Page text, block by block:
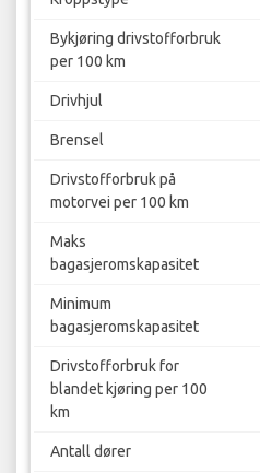
Bykjøring drivstofforbruk
per 100 km
Drivhjul
Brensel
Drivstofforbruk på
motorvei per 100 km
Maks
bagasjeromskapasitet
Minimum
bagasjeromskapasitet
Drivstofforbruk for
blandet kjøring per 100
km
Antall dører